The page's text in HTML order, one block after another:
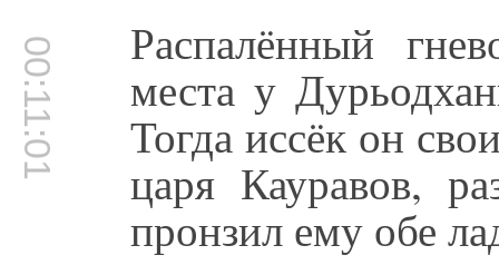
00:11:01 Распалённый
места у
Тогда иссёк он
царя Кауравов,
пронзил ему обе